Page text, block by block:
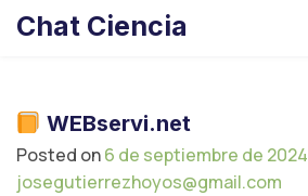
Chat Ciencia
WEBservi.net
Posted on6 de septiembre de 2024
josegutierrezhoyos@gmail.com